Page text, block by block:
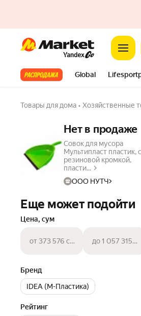
Market
Все хиты Global
Товары для дома • Хозяйственные
Нет в продаже
Совок для мусора
Мультипласт пластик, с
резиновой кромкой,
пласти...
ООО НУТЧ
Еще может подойти
Цена, сум
от 373 576 сум до 1 057 315
Бренд
IDEA (М-Пластика)
Рейтинг